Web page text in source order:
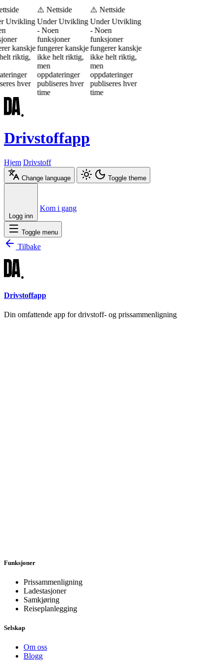
Utvikling
kanskje
riktig,
hver
⚠️ Nettside
Under Utvikling
- Noen
funksjoner
fungerer kanskje
ikke helt riktig,
men
oppdateringer
publiseres hver
time
⚠️ Nettside
Under Utvikling
- Noen
funksjoner
fungerer kanskje
ikke helt riktig,
men
oppdateringer
publiseres hver
time
Drivstoffapp
Hjem Drivstoff
Change language Toggle theme
Logg inn
Kom i gang
Toggle menu
Tilbake
Drivstoffapp
Din omfattende app for drivstoff- og prissammenligning
Funksjoner
Prissammenligning
Ladestasjoner
Samkjøring
Reiseplanlegging
Selskap
Om oss
Blogg